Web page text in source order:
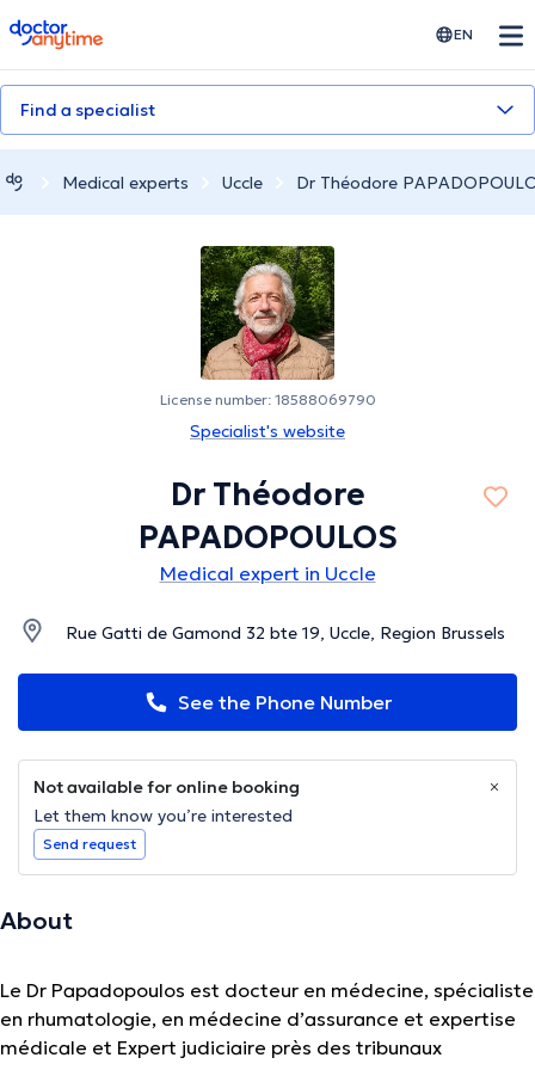
doctoranytime EN
Find a specialist
Medical experts Uccle Dr Théodore
License number: 18588069790
Specialist's website
Dr Théodore
PAPADOPOULOS
Medical expert in Uccle
Rue Gatti de Gamond 32 bte 19, Uccle, Region Brussels
See the Phone Number
Not available for online booking
Let them know you’re interested
Send request
About
Le Dr Papadopoulos est docteur en médecine, spécialiste
en rhumatologie, en médecine d’assurance et expertise
médicale et Expert judiciaire près des tribunaux